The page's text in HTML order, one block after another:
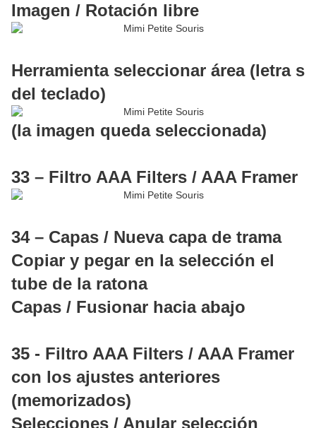
Imagen / Rotación libre
Herramienta seleccionar área (letra s
del teclado)
(la imagen queda seleccionada)
33 – Filtro AAA Filters / AAA Framer
34 – Capas / Nueva capa de trama
Copiar y pegar en la selección el
tube de la ratona
Capas / Fusionar hacia abajo
35 - Filtro AAA Filters / AAA Framer
con los ajustes anteriores
(memorizados)
Selecciones / Anular selección